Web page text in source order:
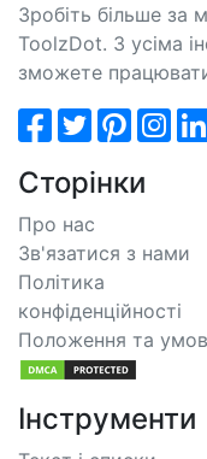
Зробіть більше
ToolzDot. З усіма
зможете
Сторінки
Про нас
Зв'язатися з нами
Політика
конфіденційності
Положення та
Інструменти